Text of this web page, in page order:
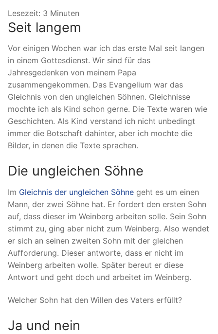
Lesezeit: 3 Minuten
Seit langem
Vor einigen Wochen war ich das erste Mal seit langen
in einem Gottesdienst. Wir sind für das
Jahresgedenken von meinem Papa
zusammengekommen. Das Evangelium war das
Gleichnis von den ungleichen Söhnen. Gleichnisse
mochte ich als Kind schon gerne. Die Texte waren wie
Geschichten. Als Kind verstand ich nicht unbedingt
immer die Botschaft dahinter, aber ich mochte die
Bilder, in denen die Texte sprachen.
Die ungleichen Söhne
Im Gleichnis der ungleichen Söhne geht es um einen
Mann, der zwei Söhne hat. Er fordert den ersten Sohn
auf, dass dieser im Weinberg arbeiten solle. Sein Sohn
stimmt zu, ging aber nicht zum Weinberg. Also wendet
er sich an seinen zweiten Sohn mit der gleichen
Aufforderung. Dieser antworte, dass er nicht im
Weinberg arbeiten wolle. Später bereut er diese
Antwort und geht doch und arbeitet im Weinberg.
Welcher Sohn hat den Willen des Vaters erfüllt?
Ja und nein